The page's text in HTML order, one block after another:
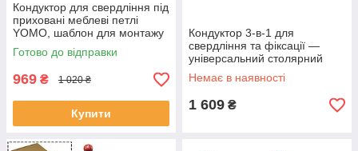
Кондуктор для свердління під
приховані меблеві петлі
YOMO, шаблон для монтажу
петель
Готово до відправки
969 ₴ 1 020 ₴
Купити
Кондуктор 3-в-1 для
свердління та фіксації —
універсальний столярний
шаблон із швидким
затискачем V1
Немає в наявності
1 609 ₴